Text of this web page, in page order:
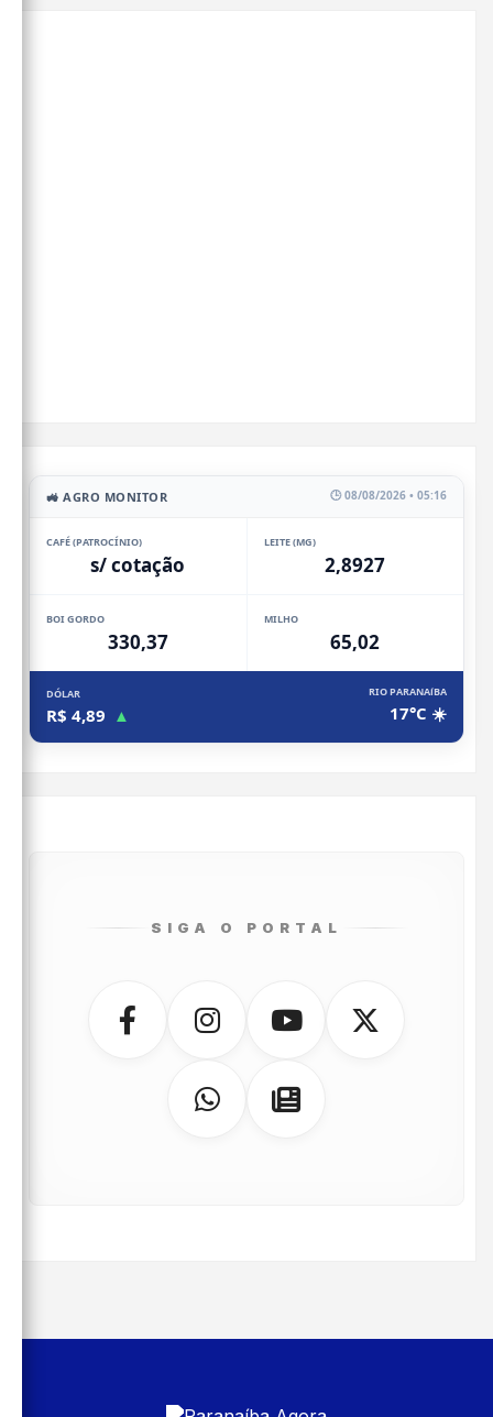
🚜 AGRO MONITOR 🕒 08/08/2026 • 05:16
CAFÉ (PATROCÍNIO)
s/ cotação
LEITE (MG)
2,8927
BOI GORDO
330,37
MILHO
65,02
DÓLAR
R$ 4,89 ▲
RIO PARANAíBA
17°C ☀️
SIGA O PORTAL